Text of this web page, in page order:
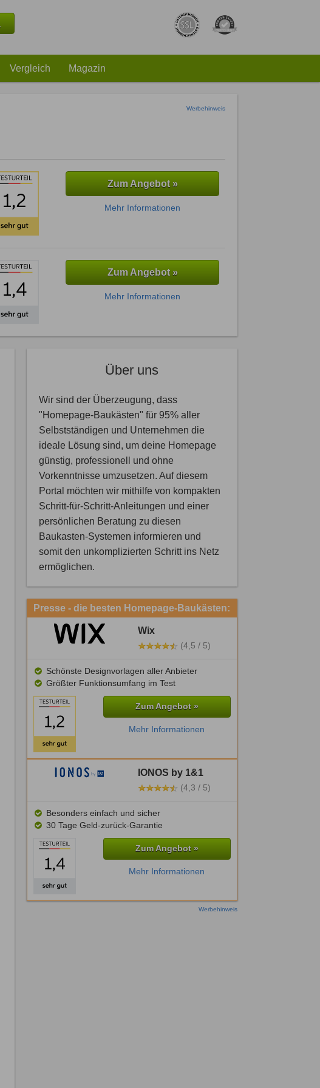
Vergleich Magazin
Werbehinweis
Zum Angebot »
Mehr Informationen
Zum Angebot »
Mehr Informationen
Über uns
Wir sind der Überzeugung, dass
"Homepage-Baukästen" für 95% aller
Selbstständigen und Unternehmen die
ideale Lösung sind, um deine Homepage
günstig, professionell und ohne
Vorkenntnisse umzusetzen. Auf diesem
Portal möchten wir mithilfe von kompakten
Schritt-für-Schritt-Anleitungen und einer
persönlichen Beratung zu diesen
Baukasten-Systemen informieren und
somit den unkomplizierten Schritt ins Netz
ermöglichen.
Presse - die besten Homepage-Baukästen:
Wix
(4,5 / 5)
Schönste Designvorlagen aller Anbieter
Größter Funktionsumfang im Test
Zum Angebot »
Mehr Informationen
IONOS by 1&1
(4,3 / 5)
Besonders einfach und sicher
30 Tage Geld-zurück-Garantie
Zum Angebot »
Mehr Informationen
Werbehinweis